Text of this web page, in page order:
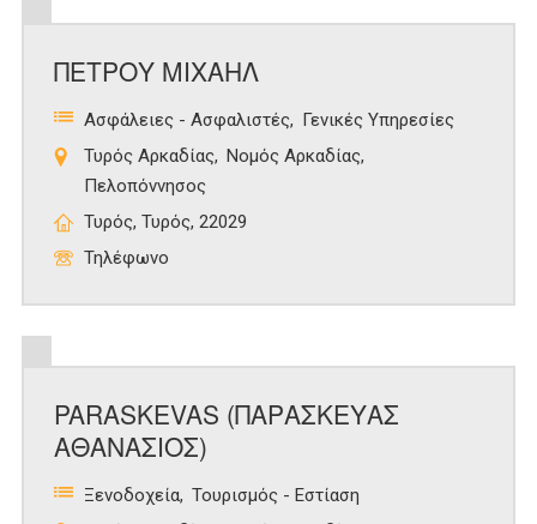
ΠΕΤΡΟΥ ΜΙΧΑΗΛ
Ασφάλειες - Ασφαλιστές
Γενικές Υπηρεσίες
Τυρός Αρκαδίας
Νομός Αρκαδίας
Πελοπόννησος
Τυρός, Τυρός, 22029
Τηλέφωνο
PARASKEVAS (ΠΑΡΑΣΚΕΥΑΣ
ΑΘΑΝΑΣΙΟΣ)
Ξενοδοχεία Τουρισμός - Εστίαση